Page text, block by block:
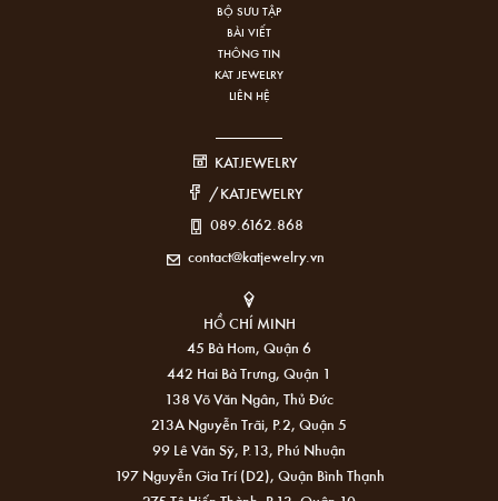
BỘ SƯU TẬP
BÀI VIẾT
THÔNG TIN
KAT JEWELRY
LIÊN HỆ
KATJEWELRY
/KATJEWELRY
089.6162.868
contact@katjewelry.vn
HỒ CHÍ MINH
45 Bà Hom, Quận 6
442 Hai Bà Trưng, Quận 1
138 Võ Văn Ngân, Thủ Đức
213A Nguyễn Trãi, P.2, Quận 5
99 Lê Văn Sỹ, P.13, Phú Nhuận
197 Nguyễn Gia Trí (D2), Quận Bình Thạnh